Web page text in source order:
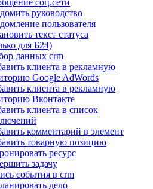
соц.сети
руководство
пользователя
текст статуса
для Б24)
данных crm
клиента в рекламную
Google AdWords
клиента в рекламную
Вконтакте
клиента в список
комментарий в элемент
товарную позицию
ресурс
задачу
события в crm
дело